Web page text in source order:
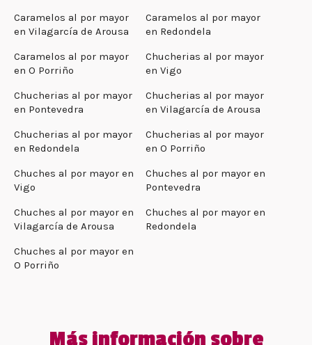
Caramelos al por mayor
en Vilagarcía de Arousa
Caramelos al por mayor
en Redondela
Caramelos al por mayor
en O Porriño
Chucherias al por mayor
en Vigo
Chucherias al por mayor
en Pontevedra
Chucherias al por mayor
en Vilagarcía de Arousa
Chucherias al por mayor
en Redondela
Chucherias al por mayor
en O Porriño
Chuches al por mayor en
Vigo
Chuches al por mayor en
Pontevedra
Chuches al por mayor en
Vilagarcía de Arousa
Chuches al por mayor en
Redondela
Chuches al por mayor en
O Porriño
Más información sobre